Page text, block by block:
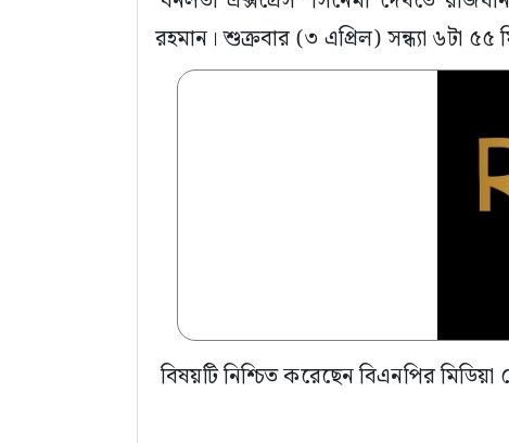
রহমান। শুক্রবার (৩ এপ্রিল) সন্ধ্যা ৬টা ৫৫
বিষয়টি নিশ্চিত করেছেন বিএনপির